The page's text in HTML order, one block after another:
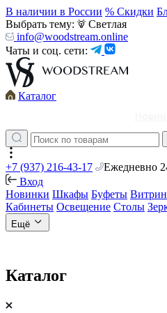
В наличии в России % Скидки
Выбрать тему:
Светлая
info@woodstream.online
Чаты и соц. сети:
Каталог
+7 (937) 216-43-17
Ежедневно
Вход
Новинки Шкафы Буфеты
Кабинеты Освещение Столы
Ещё
Каталог